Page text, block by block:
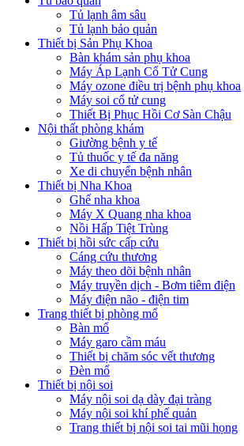
Tủ lạnh âm sâu
Tủ lạnh bảo quản
Thiết bị Sản Phụ Khoa
Bàn khám sản phụ khoa
Máy Áp Lạnh Cổ Tử Cung
Máy ozone điều trị bệnh phụ khoa
Máy soi cổ tử cung
Thiết Bị Phục Hồi Cơ Sàn Chậu
Nội thất phòng khám
Giường bệnh y tế
Tủ thuốc y tế đa năng
Xe di chuyển bệnh nhân
Thiết bị Nha Khoa
Ghế nha khoa
Máy X Quang nha khoa
Nồi Hấp Tiệt Trùng
Thiết bị hồi sức cấp cứu
Cáng cứu thương
Máy theo dõi bệnh nhân
Máy truyền dịch - Bơm tiêm điện
Máy điện não - điện tim
Trang thiết bị phòng mổ
Bàn mổ
Máy garo cầm máu
Thiết bị chăm sóc vết thương
Đèn mổ
Thiết bị nội soi
Máy nội soi dạ dày đại tràng
Máy nội soi khí phế quản
Trang thiết bị nội soi tai mũi họng